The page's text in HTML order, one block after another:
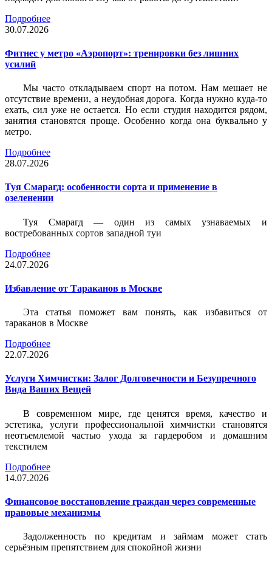
Подробнее
30.07.2026
Фитнес у метро «Аэропорт»: тренировки без лишних
усилий
Мы часто откладываем спорт на потом. Нам мешает не
отсутствие времени, а неудобная дорога. Когда нужно куда-то
ехать, сил уже не остается. Но если студия находится рядом,
занятия становятся проще. Особенно когда она буквально у
метро.
Подробнее
28.07.2026
Туя Смарагд: особенности сорта и применение в
озеленении
Туя Смарагд — один из самых узнаваемых и
востребованных сортов западной туи
Подробнее
24.07.2026
Избавление от Тараканов в Москве
Эта статья поможет вам понять, как избавиться от
тараканов в Москве
Подробнее
22.07.2026
Услуги Химчистки: Залог Долговечности и Безупречного
Вида Ваших Вещей
В современном мире, где ценятся время, качество и
эстетика, услуги профессиональной химчистки становятся
неотъемлемой частью ухода за гардеробом и домашним
текстилем
Подробнее
14.07.2026
Финансовое восстановление граждан через современные
правовые механизмы
Задолженность по кредитам и займам может стать
серьёзным препятствием для спокойной жизни